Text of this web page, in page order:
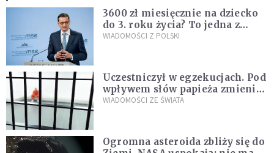
3600 zł miesięcznie na dziecko
do 3. roku życia? To jedna z
propozycji programu "Rozwój
WIADOMOŚCI Z POLSKI
Uczestniczył w egzekucjach. Pod
wpływem słów papieża zmienił
zdanie
WIADOMOŚCI ZE ŚWIATA
Ogromna asteroida zbliży się do